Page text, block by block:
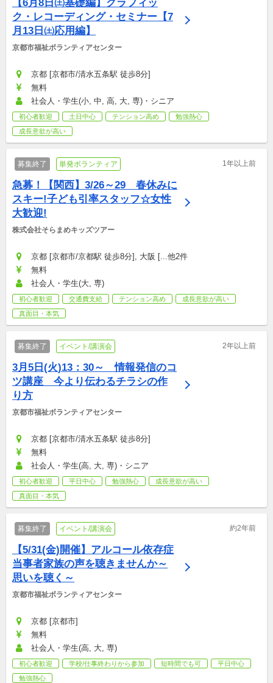
【6月8日㈯基礎編】グラフィッ
ク・レコーディング・セミナー【7
月13日㈯応用編】
京都市福祉ボランティアセンター
京都 [京都市/清水五条駅 徒歩8分]
無料
社会人・学生(小, 中, 高, 大, 専)・シニア
初心者歓迎 土日中心 テンション高め
勉強熱心
成長意欲が高い
募集終了 単発ボランティア 1年以上前
急募！【関西】3/26～29　春休みに
スキー!子ども引率スタッフ☆女性
大歓迎!
株式会社そらまめキッズツアー
京都 [京都市/京都駅 徒歩8分], 大阪 [...他2件
無料
社会人・学生(大, 専)
初心者歓迎 交通費支給 テンション高め
成長意欲が高い
真面目・本気
募集終了 イベント/講演会 2年以上前
3月5日(火)13：30～　情報発信のコ
ツ講座　今より伝わるチラシの作
り方
京都市福祉ボランティアセンター
京都 [京都市/清水五条駅 徒歩8分]
無料
社会人・学生(高, 大, 専)・シニア
初心者歓迎 平日中心 勉強熱心
成長意欲が高い
真面目・本気
募集終了 イベント/講演会 約2年前
【5/31(金)開催】アルコール依存症
当事者家族の声を聴きませんか～
思いを聴く～
京都市福祉ボランティアセンター
京都 [京都市]
無料
社会人・学生(高, 大, 専)
初心者歓迎 学校/仕事終わりから参加 短時間でも可
平日中心
勉強熱心